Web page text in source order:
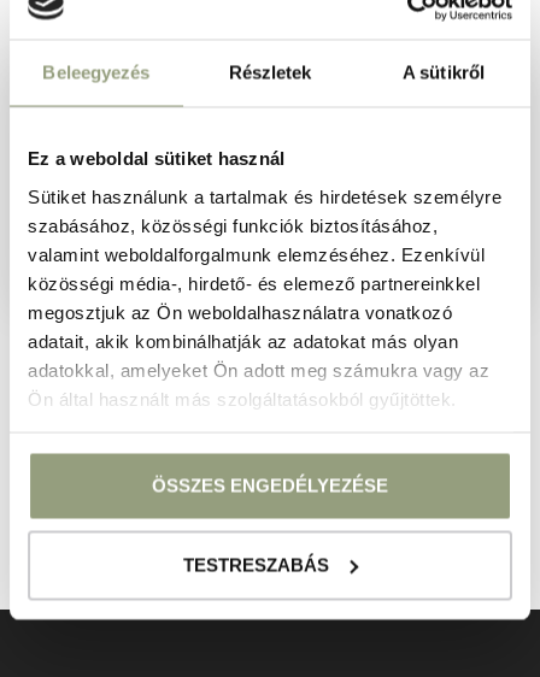
Beleegyezés Részletek A sütikről
Ez a weboldal sütiket használ
Sütiket használunk a tartalmak és hirdetések személyre
szabásához, közösségi funkciók biztosításához,
valamint weboldalforgalmunk elemzéséhez. Ezenkívül
közösségi média-, hirdető- és elemező partnereinkkel
megosztjuk az Ön weboldalhasználatra vonatkozó
adatait, akik kombinálhatják az adatokat más olyan
adatokkal, amelyeket Ön adott meg számukra vagy az
Ön által használt más szolgáltatásokból gyűjtöttek.
ÖSSZES ENGEDÉLYEZÉSE
TESTRESZABÁS
Vernostný program
PRIPOJTE SA
Darujte zážitok!
Najlepším darčekom je relax, ktorý sa hodí na každú
VIAC